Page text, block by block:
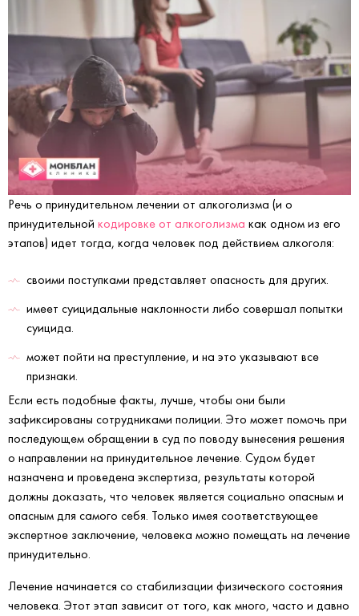
Речь о принудительном лечении от алкоголизма (и о
принудительной кодировке от алкоголизма как одном из его
этапов) идет тогда, когда человек под действием алкоголя:
своими поступками представляет опасность для других.
имеет суицидальные наклонности либо совершал попытки
суицида.
может пойти на преступление, и на это указывают все
признаки.
Если есть подобные факты, лучше, чтобы они были
зафиксированы сотрудниками полиции. Это может помочь при
последующем обращении в суд по поводу вынесения решения
о направлении на принудительное лечение. Судом будет
назначена и проведена экспертиза, результаты которой
должны доказать, что человек является социально опасным и
опасным для самого себя. Только имея соответствующее
экспертное заключение, человека можно помещать на лечение
принудительно.
Лечение начинается со стабилизации физического состояния
человека. Этот этап зависит от того, как много, часто и давно